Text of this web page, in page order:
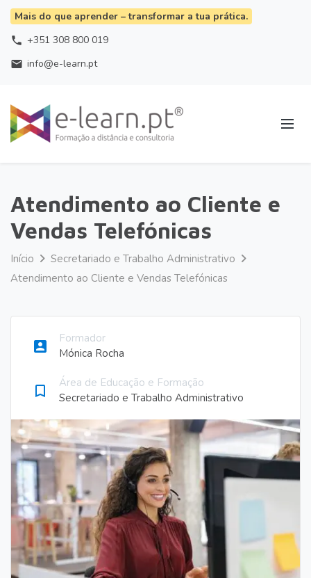
Mais do que aprender – transformar a tua prática.
phone +351 308 800 019
email info@e-learn.pt
Atendimento ao Cliente e
Vendas Telefónicas
Início
Secretariado e Trabalho Administrativo
Atendimento ao Cliente e Vendas Telefónicas
account_box
Formador
Mónica Rocha
bookmark_border
Área de Educação e Formação
Secretariado e Trabalho Administrativo